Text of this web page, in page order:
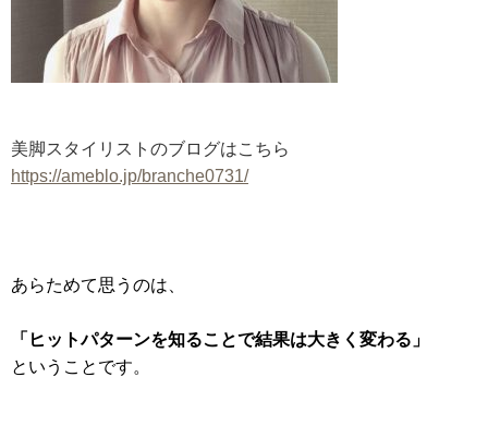
美脚スタイリストのブログはこちら
https://ameblo.jp/branche0731/
あらためて思うのは、
「ヒットパターンを知ることで結果は大きく変わる」
ということです。